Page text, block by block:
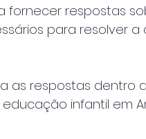
fornecer respostas
para resolver
as respostas dentro
infantil em